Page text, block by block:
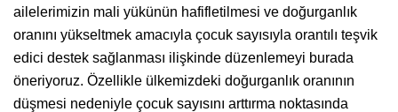
ailelerimizin mali yükünün hafifletilmesi ve doğurganlık
oranını yükseltmek amacıyla çocuk sayısıyla orantılı teşvik
edici destek sağlanması ilişkinde düzenlemeyi burada
öneriyoruz. Özellikle ülkemizdeki doğurganlık oranının
düşmesi nedeniyle çocuk sayısını arttırma noktasında